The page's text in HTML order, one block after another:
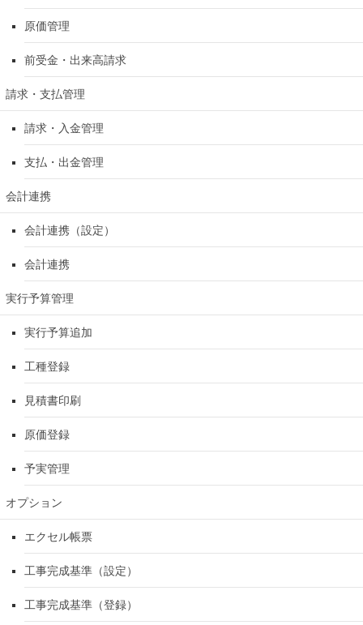
原価管理
前受金・出来高請求
請求・支払管理
請求・入金管理
支払・出金管理
会計連携
会計連携（設定）
会計連携
実行予算管理
実行予算追加
工種登録
見積書印刷
原価登録
予実管理
オプション
エクセル帳票
工事完成基準（設定）
工事完成基準（登録）